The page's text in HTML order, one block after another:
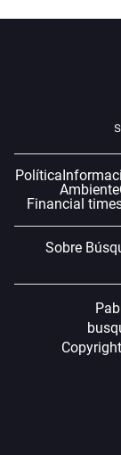
Política
Ambiente
Financial
Sobre